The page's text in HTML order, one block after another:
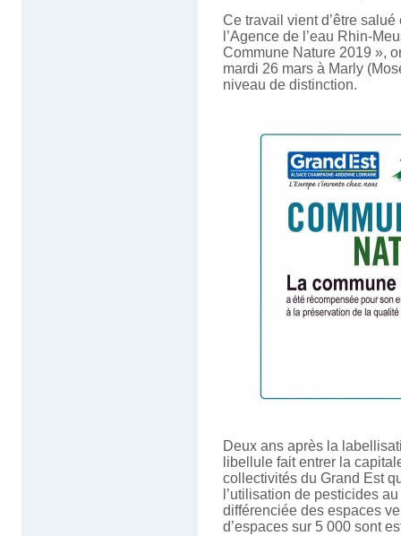
Ce travail vient d’être
l’Agence de l’eau Rhin-
Commune Nature 2019 »,
mardi 26 mars à Marly
niveau de distinction.
Deux ans après la
libellule fait entrer la
collectivités du Grand Est
l’utilisation de pesticides
différenciée des espaces
d’espaces sur 5 000 sont